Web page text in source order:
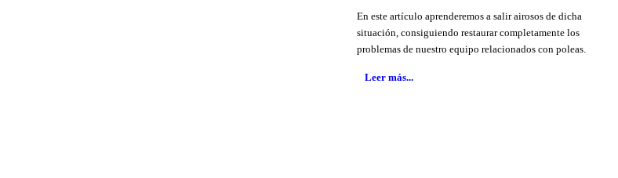
En este artículo aprenderemos a salir airosos de dicha
situación, consiguiendo restaurar completamente los
problemas de nuestro equipo relacionados con poleas.
Leer más...